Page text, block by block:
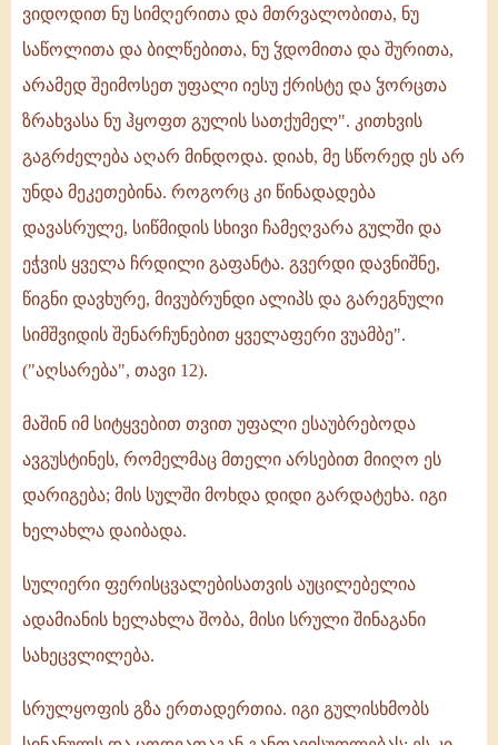
ვიდოდით ნუ სიმღერითა და მთრვალობითა, ნუ
საწოლითა და ბილწებითა, ნუ ჴდომითა და შურითა,
არამედ შეიმოსეთ უფალი იესუ ქრისტე და ჴორცთა
ზრახვასა ნუ ჰყოფთ გულის სათქუმელ". კითხვის
გაგრძელება აღარ მინდოდა. დიახ, მე სწორედ ეს არ
უნდა მეკეთებინა. როგორც კი წინადადება
დავასრულე, სიწმიდის სხივი ჩამეღვარა გულში და
ეჭვის ყველა ჩრდილი გაფანტა. გვერდი დავნიშნე,
წიგნი დავხურე, მივუბრუნდი ალიპს და გარეგნული
სიმშვიდის შენარჩუნებით ყველაფერი ვუამბე".
("აღსარება", თავი 12).
მაშინ იმ სიტყვებით თვით უფალი ესაუბრებოდა
ავგუსტინეს, რომელმაც მთელი არსებით მიიღო ეს
დარიგება; მის სულში მოხდა დიდი გარდატეხა. იგი
ხელახლა დაიბადა.
სულიერი ფერისცვალებისათვის აუცილებელია
ადამიანის ხელახლა შობა, მისი სრული შინაგანი
სახეცვლილება.
სრულყოფის გზა ერთადერთია. იგი გულისხმობს